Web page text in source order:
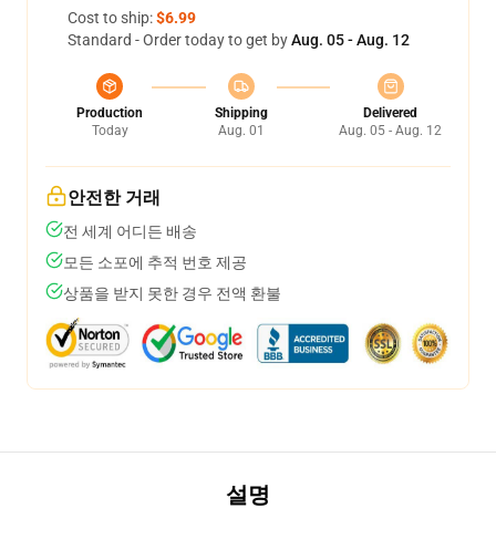
Cost to ship:$6.99
Standard - Order today to get byAug. 05 - Aug. 12
Production
Today
Shipping
Aug. 01
Delivered
Aug. 05 - Aug. 12
안전한 거래
전 세계 어디든 배송
모든 소포에 추적 번호 제공
상품을 받지 못한 경우 전액 환불
설명